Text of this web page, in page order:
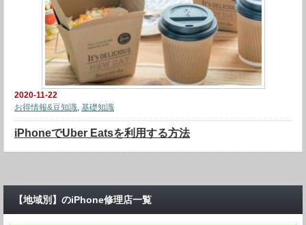
2020-11-22
お得情報&豆知識, 基礎知識
iPhoneでUber Eatsを利用する方法
【地域別】のiPhone修理店一覧